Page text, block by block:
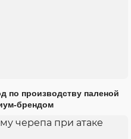
по производству паленой
брендом